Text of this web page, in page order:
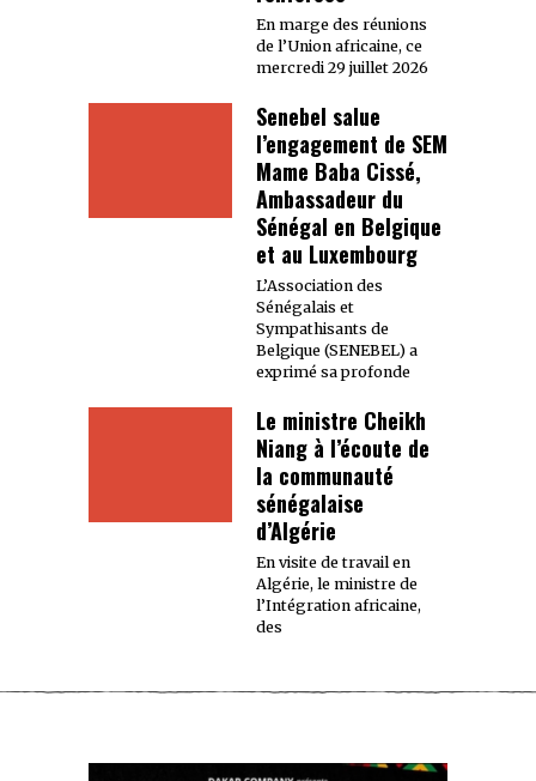
En marge des réunions
de l’Union africaine, ce
mercredi 29 juillet 2026
Senebel salue
l’engagement de SEM
Mame Baba Cissé,
Ambassadeur du
Sénégal en Belgique
et au Luxembourg
L’Association des
Sénégalais et
Sympathisants de
Belgique (SENEBEL) a
exprimé sa profonde
Le ministre Cheikh
Niang à l’écoute de
la communauté
sénégalaise
d’Algérie
En visite de travail en
Algérie, le ministre de
l’Intégration africaine,
des